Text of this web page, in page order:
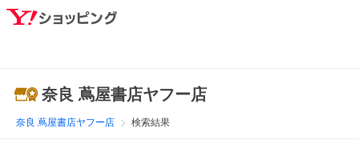
奈良 蔦屋書店ヤフー店
奈良 蔦屋書店ヤフー店 検索結果